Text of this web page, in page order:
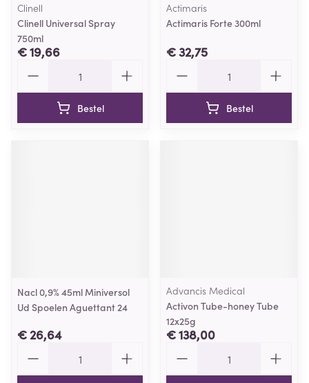
Clinell
Clinell Universal Spray
750ml
€ 19,66
Bestel
Actimaris
Actimaris Forte 300ml
€ 32,75
Bestel
Nacl 0,9% 45ml Miniversol
Ud Spoelen Aguettant 24
€ 26,64
Advancis Medical
Activon Tube-honey Tube
12x25g
€ 138,00